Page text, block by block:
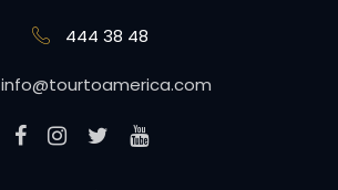
444 38 48
info@tourtoamerica.com